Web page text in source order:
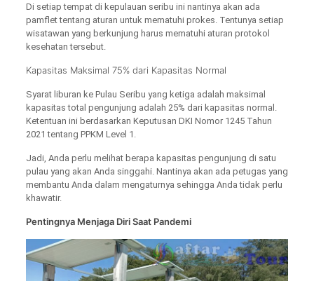
Di setiap tempat di kepulauan seribu ini nantinya akan ada
pamflet tentang aturan untuk mematuhi prokes. Tentunya setiap
wisatawan yang berkunjung harus mematuhi aturan protokol
kesehatan tersebut.
Kapasitas Maksimal 75% dari Kapasitas Normal
Syarat liburan ke Pulau Seribu yang ketiga adalah maksimal
kapasitas total pengunjung adalah 25% dari kapasitas normal.
Ketentuan ini berdasarkan Keputusan DKI Nomor 1245 Tahun
2021 tentang PPKM Level 1.
Jadi, Anda perlu melihat berapa kapasitas pengunjung di satu
pulau yang akan Anda singgahi. Nantinya akan ada petugas yang
membantu Anda dalam mengaturnya sehingga Anda tidak perlu
khawatir.
Pentingnya Menjaga Diri Saat Pandemi